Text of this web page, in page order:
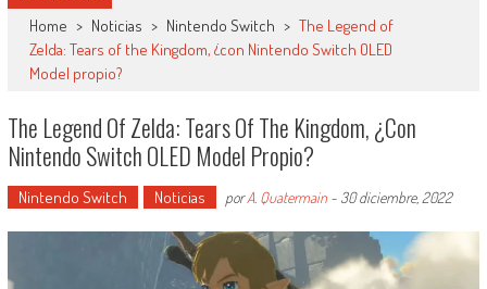
Home > Noticias > Nintendo Switch > The Legend of
Zelda: Tears of the Kingdom, ¿con Nintendo Switch OLED
Model propio?
The Legend Of Zelda: Tears Of The Kingdom, ¿con
Nintendo Switch OLED Model Propio?
Nintendo Switch Noticias porA. Quatermain- 30 diciembre, 2022